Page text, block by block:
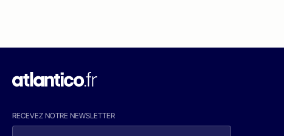
RECEVEZ NOTRE NEWSLETTER